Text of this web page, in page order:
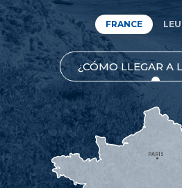
FRANCE
¿CÓMO LLEGAR A
PARIS